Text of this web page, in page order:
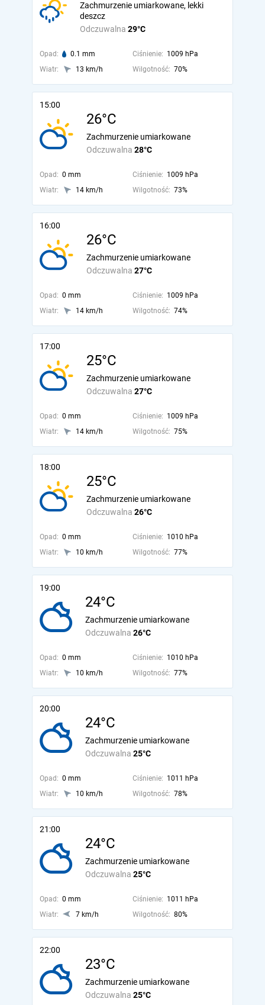
Odczuwalna 29°C
Zachmurzenie umiarkowane, lekki
deszcz
Opad: 0.1 mm Ciśnienie: 1009 hPa
Wiatr:
13 km/h Wilgotność: 70%
15:00
26°C
Odczuwalna 28°C
Zachmurzenie umiarkowane
Opad: 0 mm Ciśnienie: 1009 hPa
Wiatr:
14 km/h Wilgotność: 73%
16:00
26°C
Odczuwalna 27°C
Zachmurzenie umiarkowane
Opad: 0 mm Ciśnienie: 1009 hPa
Wiatr:
14 km/h Wilgotność: 74%
17:00
25°C
Odczuwalna 27°C
Zachmurzenie umiarkowane
Opad: 0 mm Ciśnienie: 1009 hPa
Wiatr:
14 km/h Wilgotność: 75%
18:00
25°C
Odczuwalna 26°C
Zachmurzenie umiarkowane
Opad: 0 mm Ciśnienie: 1010 hPa
Wiatr:
10 km/h Wilgotność: 77%
19:00
24°C
Odczuwalna 26°C
Zachmurzenie umiarkowane
Opad: 0 mm Ciśnienie: 1010 hPa
Wiatr:
10 km/h Wilgotność: 77%
20:00
24°C
Odczuwalna 25°C
Zachmurzenie umiarkowane
Opad: 0 mm Ciśnienie: 1011 hPa
Wiatr:
10 km/h Wilgotność: 78%
21:00
24°C
Odczuwalna 25°C
Zachmurzenie umiarkowane
Opad: 0 mm Ciśnienie: 1011 hPa
Wiatr:
7 km/h Wilgotność: 80%
22:00
23°C
Odczuwalna 25°C
Zachmurzenie umiarkowane